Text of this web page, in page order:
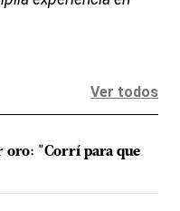
Ver todos
oro: "Corrí para que